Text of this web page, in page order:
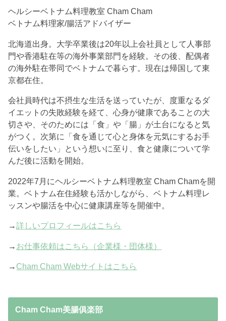
ヘルシーベトナム料理教室 Cham Cham
ベトナム料理家/腸活アドバイザー
北海道出身。大学卒業後は20年以上会社員として人事部
門や香港駐在等の海外事業部門を経験。その後、配偶者
の海外駐在帯同でベトナムで暮らす。現在は帰国して東
京都在住。
会社員時代は不摂生な生活を送っていたが、度重なるダ
イエットの失敗経験を経て、心身が健康であることの大
切さや、そのためには「食」や「腸」が土台になると気
がつく。次第に「食を通じて心と身体を元気にするお手
伝いをしたい」という想いに至り、食と健康について学
んだ後に活動を開始。
2022年7月にヘルシーベトナム料理教室 Cham Chamを開
業。ベトナム在住経験も活かしながら、ベトナム料理レ
ッスンや腸活を中心に健康講座等を開催中。
→詳しいプロフィールはこちら
→ お仕事依頼はこちら（企業様・団体様）
→ Cham Cham Webサイトはこちら
Cham Cham美腸俱楽部